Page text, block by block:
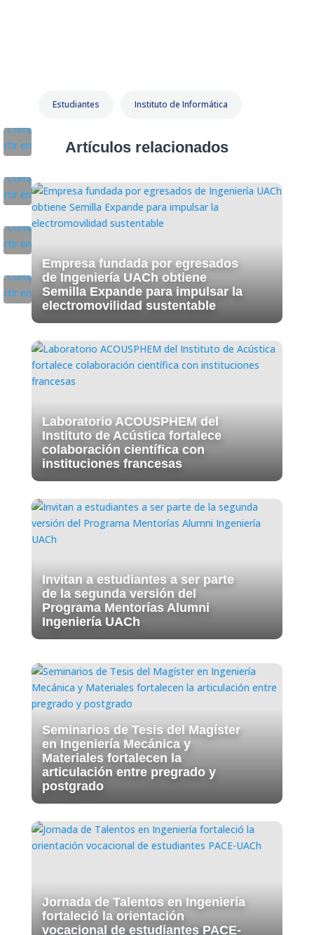
Estudiantes Instituto de Informática
Artículos relacionados
Empresa fundada por egresados
de Ingeniería UACh obtiene
Semilla Expande para impulsar la
electromovilidad sustentable
Laboratorio ACOUSPHEM del
Instituto de Acústica fortalece
colaboración científica con
instituciones francesas
Invitan a estudiantes a ser parte
de la segunda versión del
Programa Mentorías Alumni
Ingeniería UACh
Seminarios de Tesis del Magíster
en Ingeniería Mecánica y
Materiales fortalecen la
articulación entre pregrado y
postgrado
Jornada de Talentos en Ingeniería
fortaleció la orientación
vocacional de estudiantes PACE-